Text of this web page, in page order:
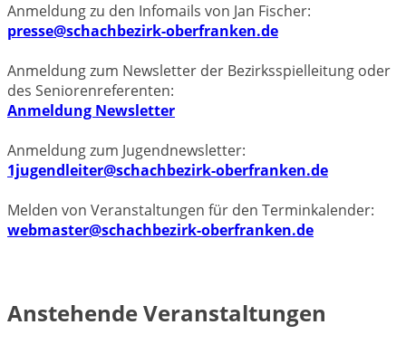
Anmeldung zu den Infomails von Jan Fischer:
presse@schachbezirk-oberfranken.de
Anmeldung zum Newsletter der Bezirksspielleitung oder
des Seniorenreferenten:
Anmeldung Newsletter
Anmeldung zum Jugendnewsletter:
1jugendleiter@schachbezirk-oberfranken.de
Melden von Veranstaltungen für den Terminkalender:
webmaster@schachbezirk-oberfranken.de
Anstehende Veranstaltungen